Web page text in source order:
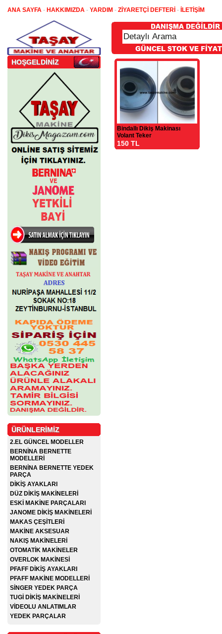
ANA SAYFA - HAKKIMIZDA - YARDIM - ZİYARETÇİ DEFTERİ - İLETİŞİM
HOŞGELDİNİZ
ÜRÜNLERİMİZ
2.EL GÜNCEL MODELLER
BERNİNA BERNETTE
MODELLERİ
BERNİNA BERNETTE YEDEK
PARÇA
DİKİŞ AYAKLARI
DÜZ DİKİŞ MAKİNELERİ
ESKİ MAKİNE PARÇALARI
JANOME DİKİŞ MAKİNELERİ
MAKAS ÇEŞİTLERİ
MAKİNE AKSESUAR
NAKIŞ MAKİNELERİ
OTOMATİK MAKİNELER
OVERLOK MAKİNESİ
PFAFF DİKİŞ AYAKLARI
PFAFF MAKİNE MODELLERİ
SİNGER YEDEK PARÇA
TUGİ DİKİŞ MAKİNELERİ
VİDEOLU ANLATIMLAR
YEDEK PARÇALAR
Bindallı Dikiş Makinası
Volant Teker
150 TL